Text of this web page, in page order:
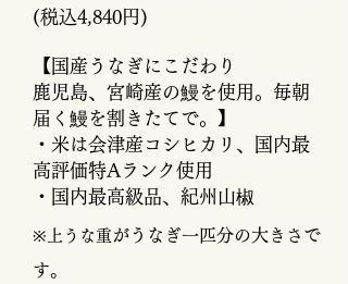
(税込4,840円)
​【国産うなぎにこだわり
鹿児島、宮崎産の鰻を使用。 毎朝
届く鰻を割きたてで。】
​​・米は会津産コシヒカリ、国内最
高評価特Aランク使用
​・国内最高級品、紀州山椒
※上うな重 がうなぎ一匹分の大きさで
す。